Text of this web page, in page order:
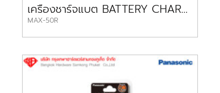
เครื่องชาร์จแบต BATTERY CHARGER MAX-50R MEGATEC
MAX-50R